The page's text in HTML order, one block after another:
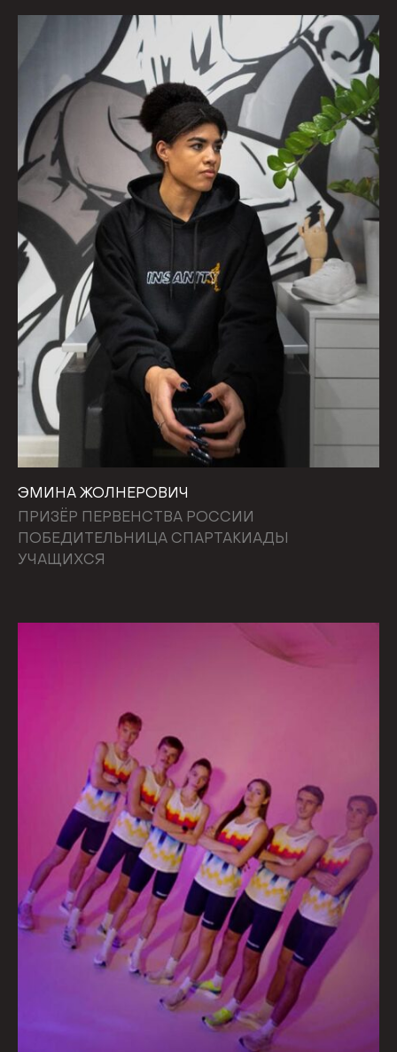
ЭМИНА ЖОЛНЕРОВИЧ
ПРИЗЁР ПЕРВЕНСТВА РОССИИ
ПОБЕДИТЕЛЬНИЦА СПАРТАКИАДЫ
УЧАЩИХСЯ